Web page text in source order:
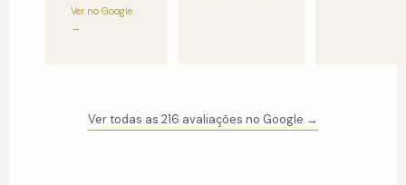
Ver no Google
→
Ver todas as 216 avaliações no Google →